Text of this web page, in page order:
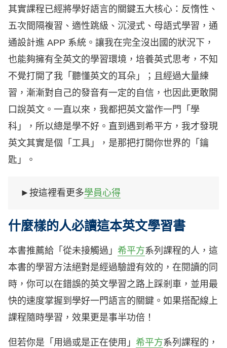
其實課程已經將學好語言的關鍵五大核心：反惰性、
五次間隔複習、適性跳級、沉浸式、母語式學習，通
通設計進 APP 系統。讓我在完全沒出國的狀況下，
也能夠擁有全英文的學習環境，培養英式思考，不知
不覺打開了我「聽懂英文的耳朵」；且經過大量練
習，漸漸對自己的發音有一定的自信，也因此更敢開
口說英文。一直以來，我都把英文當作一門「學
科」，所以總是學不好。直到遇到希平方，我才發現
英文其實是個「工具」，是那把打開你世界的「鑰
匙」。
►按這裡看更多學員心得
什麼樣的人必讀這本英文學習書
本書推薦給「從未接觸過」 希平方系列課程的人，這
本書的學習方法絕對是經過驗證有效的，在閱讀的同
時，你可以在錯誤的英文學習之路上踩剎車，並用最
快的速度掌握到學好一門語言的關鍵。如果搭配線上
課程隨時學習，效果更是事半功倍！
但若你是「用過或是正在使用」 希平方系列課程的，